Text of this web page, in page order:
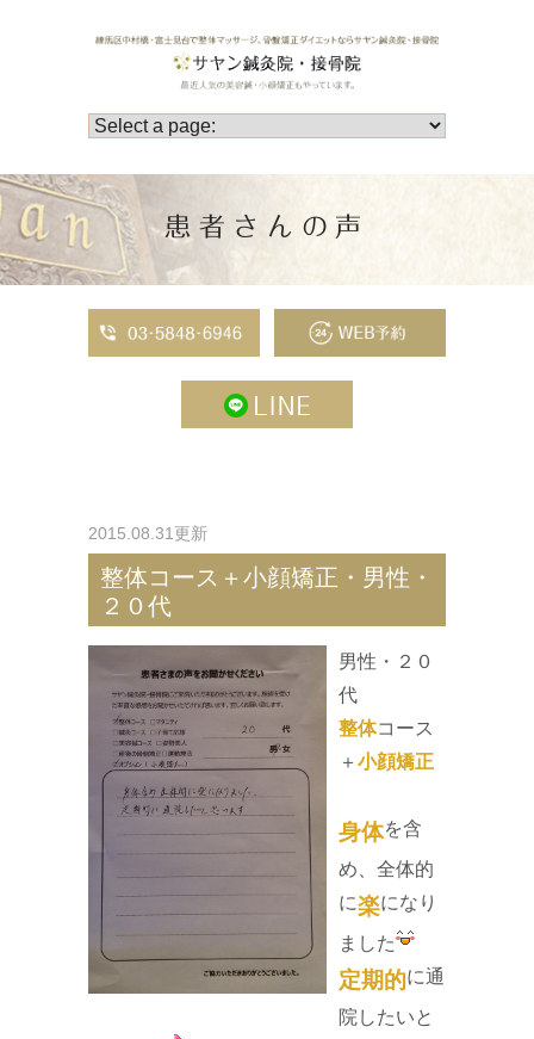
患者さんの声
2015.08.31更新
整体コース＋小顔矯正・男性・
２０代
男性・２０
代
整体コース
＋小顔矯正
身体を含
め、全体的
に楽になり
ました
定期的に通
院したいと